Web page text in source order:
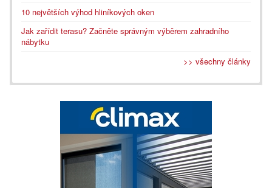
10 největších výhod hliníkových oken
Jak zařídit terasu? Začněte správným výběrem zahradního
nábytku
>> všechny články